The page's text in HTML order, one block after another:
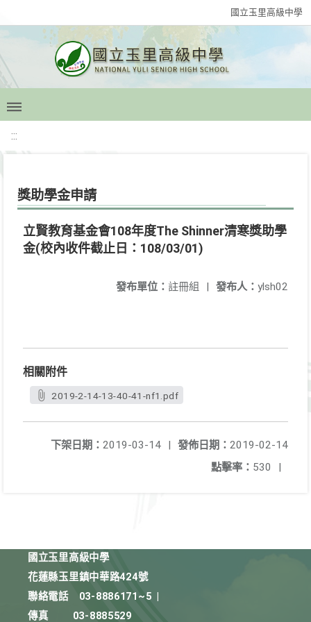
國立玉里高級中學
:::
獎助學金申請
立賢教育基金會108年度The Shinner清寒獎助學
金(校內收件截止日：108/03/01)
發布人： ylsh02
發布單位： 註冊組 |
相關附件
2019-2-14-13-40-41-nf1.pdf
發佈日期： 2019-02-14
下架日期： 2019-03-14
|
點擊率： 530 |
國立玉里高級中學
花蓮縣玉里鎮中華路424號
聯絡電話
03-8886171~5
傳真
03-8885529